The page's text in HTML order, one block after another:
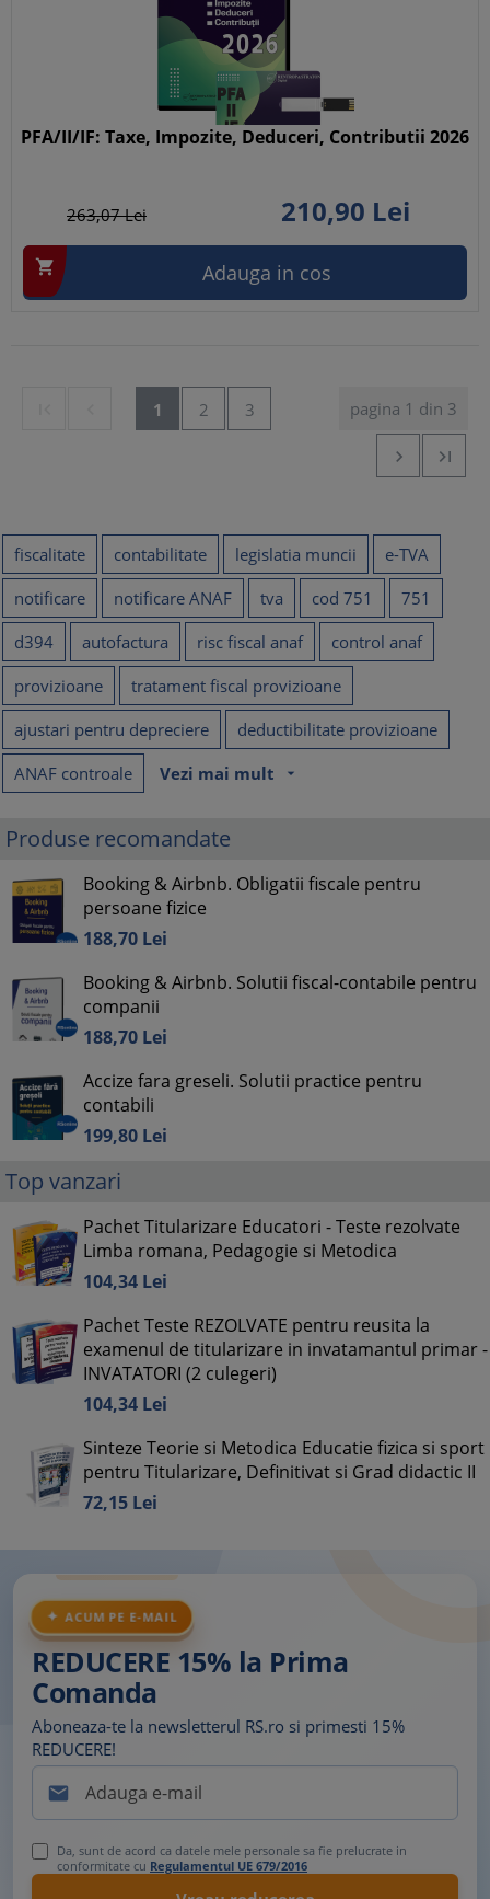
PFA/II/IF: Taxe, Impozite, Deduceri, Contributii 2026
263,07Lei 210,90 Lei
 Adauga in cos
1 2 3 pagina 1 din 3


fiscalitate contabilitate legislatia muncii
e-TVA
notificare
notificare ANAF tva cod 751
751
d394
autofactura risc fiscal anaf
control anaf
provizioane
tratament fiscal provizioane
ajustari pentru depreciere
deductibilitate provizioane
ANAF controale
Vezi mai mult arrow_drop_down
Produse recomandate
Booking & Airbnb. Obligatii fiscale pentru
persoane fizice
188,70 Lei
Booking & Airbnb. Solutii fiscal-contabile pentru
companii
188,70 Lei
Accize fara greseli. Solutii practice pentru
contabili
199,80 Lei
Top vanzari
Pachet Titularizare Educatori - Teste rezolvate
Limba romana, Pedagogie si Metodica
104,34 Lei
Pachet Teste REZOLVATE pentru reusita la
examenul de titularizare in invatamantul primar -
INVATATORI (2 culegeri)
104,34 Lei
Sinteze Teorie si Metodica Educatie fizica si sport
pentru Titularizare, Definitivat si Grad didactic II
72,15 Lei
ACUM PE E-MAIL
REDUCERE 15% la Prima
Comanda
Aboneaza-te la newsletterul RS.ro si primesti 15%
REDUCERE!

Da, sunt de acord ca datele mele personale sa fie prelucrate in
conformitate cu Regulamentul UE 679/2016